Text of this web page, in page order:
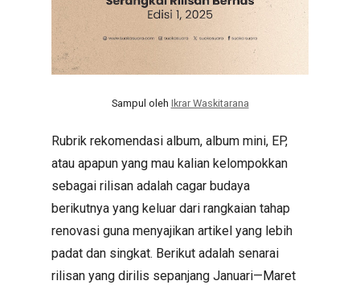
Sampul oleh Ikrar Waskitarana
Rubrik rekomendasi album, album mini, EP,
atau apapun yang mau kalian kelompokkan
sebagai rilisan adalah cagar budaya
berikutnya yang keluar dari rangkaian tahap
renovasi guna menyajikan artikel yang lebih
padat dan singkat. Berikut adalah senarai
rilisan yang dirilis sepanjang Januari—Maret